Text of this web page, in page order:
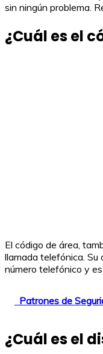
sin ningún problema.
¿Cuál es el
El código de área,
llamada telefónica. Su
número telefónico y
Patrones de
¿Cuál es el